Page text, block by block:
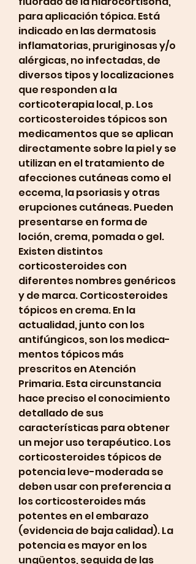
para aplicación tópica. Está
indicado en las dermatosis
inflamatorias, pruriginosas y/o
alérgicas, no infectadas, de
diversos tipos y localizaciones
que responden a la
corticoterapia local, p. Los
corticosteroides tópicos son
medicamentos que se aplican
directamente sobre la piel y se
utilizan en el tratamiento de
afecciones cutáneas como el
eccema, la psoriasis y otras
erupciones cutáneas. Pueden
presentarse en forma de
loción, crema, pomada o gel.
Existen distintos
corticosteroides con
diferentes nombres genéricos
y de marca. Corticosteroides
tópicos en crema. En la
actualidad, junto con los
antifúngicos, son los medica-
mentos tópicos más
prescritos en Atención
Primaria. Esta circunstancia
hace preciso el conocimiento
detallado de sus
características para obtener
un mejor uso terapéutico. Los
corticosteroides tópicos de
potencia leve-moderada se
deben usar con preferencia a
los corticosteroides más
potentes en el embarazo
(evidencia de baja calidad). La
potencia es mayor en los
ungüentos, seguida de las